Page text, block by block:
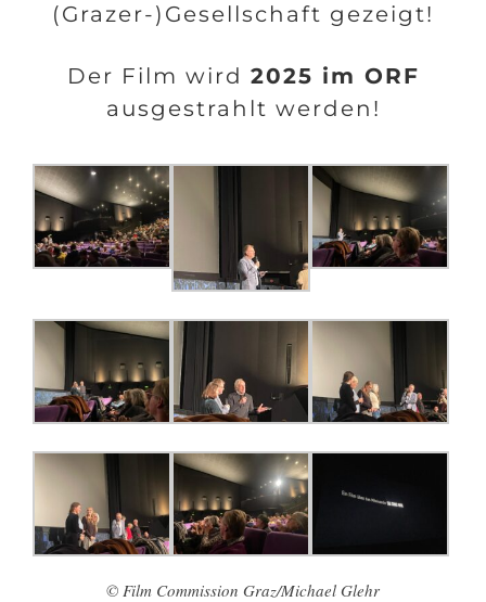
(Grazer-)Gesellschaft gezeigt!
Der Film wird 2025 im ORF
ausgestrahlt werden!
© Film Commission Graz/Michael Glehr